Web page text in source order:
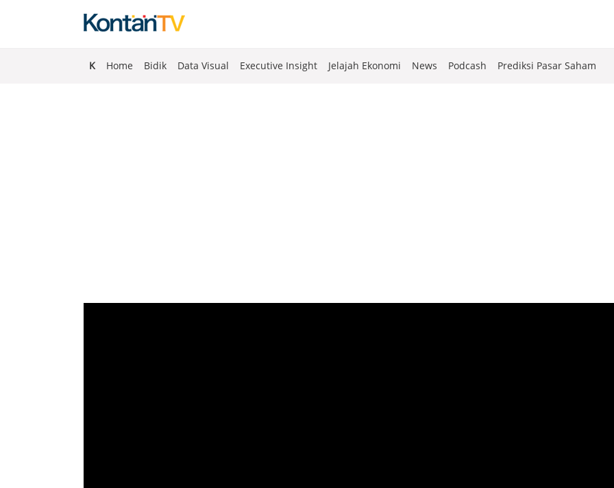
K Home Bidik Data Visual Executive Insight Jelajah Ekonomi News Podcash Prediksi Pasar Saham